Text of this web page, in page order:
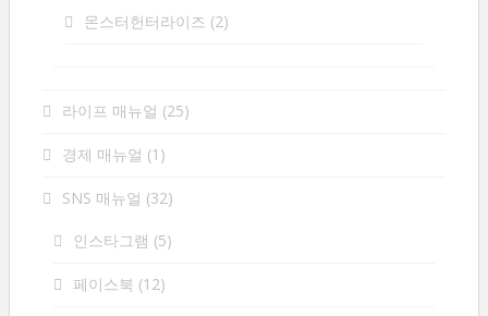
몬스터헌터라이즈 (2)
라이프 매뉴얼 (25)
경제 매뉴얼 (1)
SNS 매뉴얼 (32)
인스타그램 (5)
페이스북 (12)